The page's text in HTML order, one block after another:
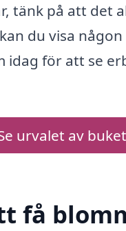
tänk på att det
du visa
idag för att se
urvalet av
få